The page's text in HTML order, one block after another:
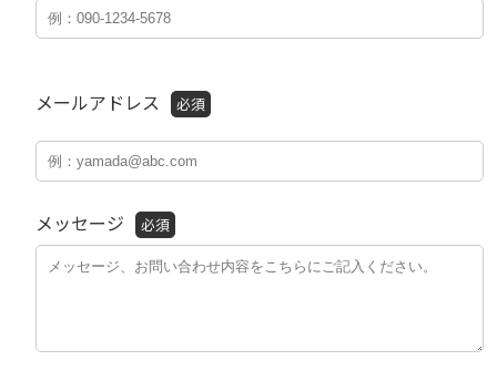
メールアドレス 必須
メッセージ 必須